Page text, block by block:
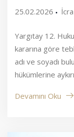
25.02.2026
Yargıtay 12.
kararına göre
adı ve soyadı
hükümlerine
Devamını Oku